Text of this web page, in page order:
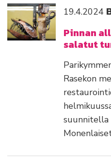
19.4.2024
Pinnan
salatut
Rasekon
suunnitella